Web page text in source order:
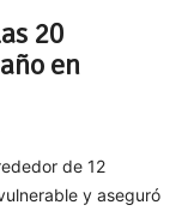
20
en
de 12
y aseguró